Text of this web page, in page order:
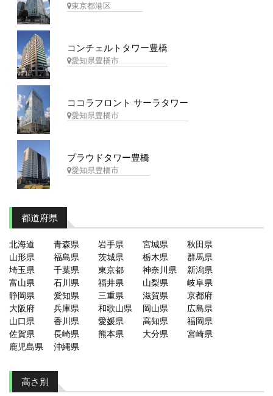
東京都港区
コンチェルトタワー豊橋
愛知県豊橋市
ココラフロント サーラタワー
愛知県豊橋市
プラウドタワー豊橋
愛知県豊橋市
都道府県
北海道 青森県 岩手県 宮城県
秋田県
山形県
福島県 茨城県 栃木県
群馬県
埼玉県
千葉県 東京都 神奈川県
新潟県
富山県
石川県 福井県 山梨県
岐阜県
静岡県
愛知県 三重県 滋賀県
京都府
大阪府
兵庫県 和歌山県 岡山県
広島県
山口県
香川県 愛媛県 高知県
福岡県
佐賀県
長崎県 熊本県 大分県
宮崎県
鹿児島県
沖縄県
高さ別